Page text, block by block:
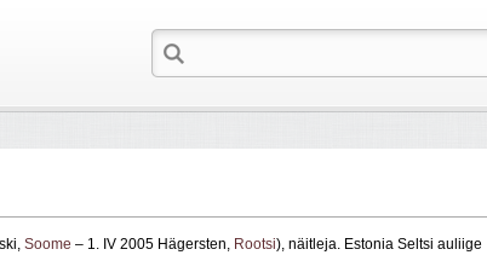
Soome – 1. IV 2005 Hägersten, Rootsi), näitleja. Estonia Seltsi auliige